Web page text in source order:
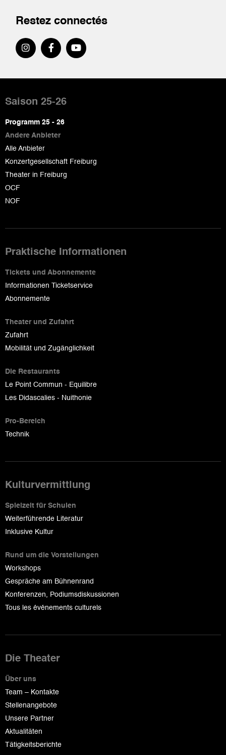
Restez connectés
de
page
Saison 25-26
Programm 25 - 26
Andere Anbieter
Alle Anbieter
Konzertgesellschaft Freiburg
Theater in Freiburg
OCF
NOF
Praktische Informationen
Tickets und Abonnemente
Informationen Ticketservice
Abonnemente
Theater und Zufahrt
Zufahrt
Mobilität und Zugänglichkeit
Die Restaurants
Le Point Commun - Equilibre
Les Didascalies - Nuithonie
Pro-Bereich
Technik
Kulturvermittlung
Spielzeit für Schulen
Weiterführende Literatur
Inklusive Kultur
Rund um die Vorstellungen
Workshops
Gespräche am Bühnenrand
Konferenzen, Podiumsdiskussionen
Tous les événements culturels
Die Theater
Über uns
Team – Kontakte
Stellenangebote
Unsere Partner
Aktualitäten
Tätigkeitsberichte